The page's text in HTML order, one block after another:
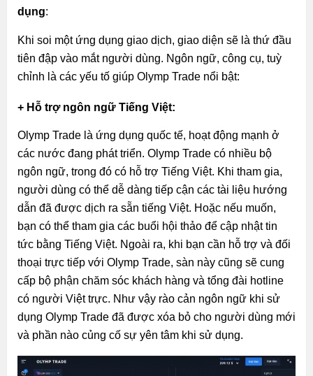
dụng:
Khi soi một ứng dụng giao dịch, giao diện sẽ là thứ đầu
tiên đập vào mắt người dùng. Ngôn ngữ, công cụ, tuỳ
chỉnh là các yếu tố giúp Olymp Trade nổi bật:
+ Hỗ trợ ngôn ngữ Tiếng Việt:
Olymp Trade là ứng dụng quốc tế, hoạt động mạnh ở
các nước đang phát triển. Olymp Trade có nhiều bộ
ngôn ngữ, trong đó có hỗ trợ Tiếng Việt. Khi tham gia,
người dùng có thể dễ dàng tiếp cận các tài liệu hướng
dẫn đã được dịch ra sẵn tiếng Việt. Hoặc nếu muốn,
bạn có thể tham gia các buổi hội thảo để cập nhật tin
tức bằng Tiếng Việt. Ngoài ra, khi bạn cần hỗ trợ và đối
thoại trực tiếp với Olymp Trade, sàn này cũng sẽ cung
cấp bộ phận chăm sóc khách hàng và tổng đài hotline
có người Việt trực. Như vậy rào cản ngôn ngữ khi sử
dụng Olymp Trade đã được xóa bỏ cho người dùng mới
và phần nào củng cố sự yên tâm khi sử dụng.